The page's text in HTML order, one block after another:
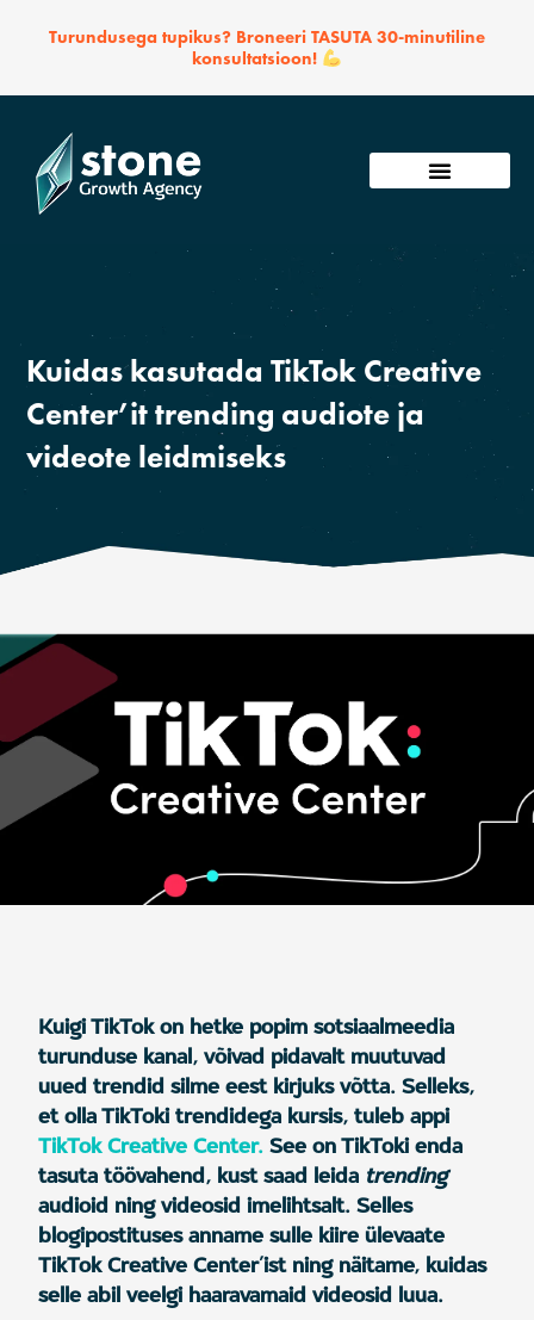
Turundusega tupikus? Broneeri TASUTA 30-minutiline
konsultatsioon!
Kuidas kasutada TikTok Creative
Center’it trending audiote ja
videote leidmiseks
Kuigi TikTok on hetke popim sotsiaalmeedia
turunduse kanal, võivad pidavalt muutuvad
uued trendid silme eest kirjuks võtta. Selleks,
et olla TikToki trendidega kursis, tuleb appi
TikTok Creative Center. See on TikToki enda
tasuta töövahend, kust saad leida trending
audioid ning videosid imelihtsalt. Selles
blogipostituses anname sulle kiire ülevaate
TikTok Creative Center’ist ning näitame, kuidas
selle abil veelgi haaravamaid videosid luua.